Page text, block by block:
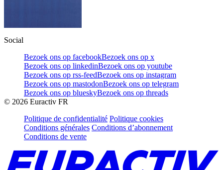
Social
Bezoek ons op facebookBezoek ons op x
Bezoek ons op linkedinBezoek ons op youtube
Bezoek ons op rss-feedBezoek ons op instagram
Bezoek ons op mastodonBezoek ons op telegram
Bezoek ons op blueskyBezoek ons op threads
© 2026 Euractiv FR
Politique de confidentialité Politique cookies
Conditions générales Conditions d’abonnement
Conditions de vente